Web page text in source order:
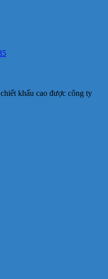
khấu cao được công ty